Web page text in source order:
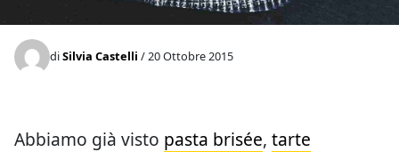
diSilvia Castelli / 20 Ottobre 2015
Abbiamo già visto pasta brisée, tarte